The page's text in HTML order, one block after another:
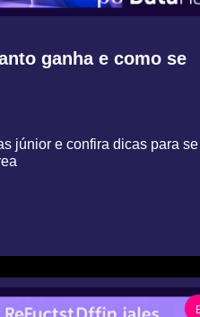
ganha e como se
júnior e confira dicas para se